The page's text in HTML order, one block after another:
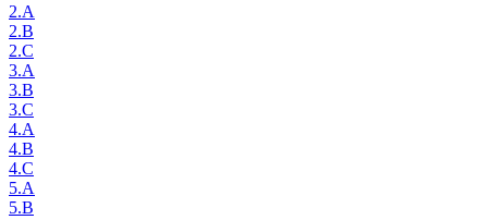
2.A
2.B
2.C
3.A
3.B
3.C
4.A
4.B
4.C
5.A
5.B